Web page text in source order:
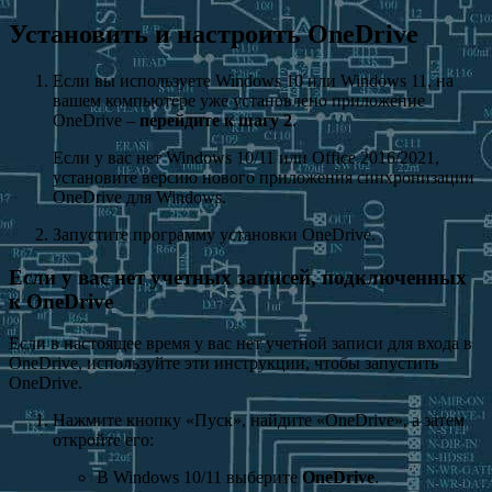
Установить и настроить OneDrive
Если вы используете Windows 10 или Windows 11, на
вашем компьютере уже установлено приложение
OneDrive – перейдите к шагу 2.
Если у вас нет Windows 10/11 или Office 2016/2021,
установите версию нового приложения синхронизации
OneDrive для Windows.
Запустите программу установки OneDrive.
Если у вас нет учетных записей, подключенных
к OneDrive
Если в настоящее время у вас нет учетной записи для входа в
OneDrive, используйте эти инструкции, чтобы запустить
OneDrive.
Нажмите кнопку «Пуск», найдите «OneDrive», а затем
откройте его:
В Windows 10/11 выберите OneDrive.